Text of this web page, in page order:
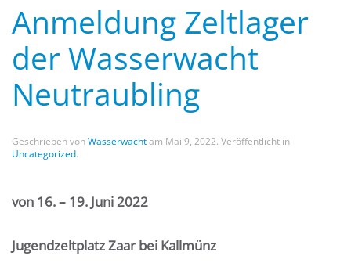
Anmeldung Zeltlager
der Wasserwacht
Neutraubling
Geschrieben vonWasserwachtam Mai 9, 2022. Veröffentlicht in
Uncategorized.
von 16. – 19. Juni 2022
Jugendzeltplatz Zaar bei Kallmünz